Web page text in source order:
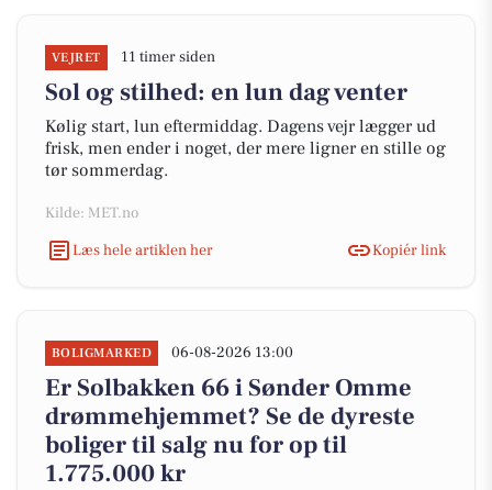
VEJRET 11 timer siden
Sol og stilhed: en lun dag venter
Kølig start, lun eftermiddag. Dagens vejr lægger ud
frisk, men ender i noget, der mere ligner en stille og
tør sommerdag.
Kilde: MET.no
Læs hele artiklen her
Kopiér link
BOLIGMARKED 06-08-2026 13:00
Er Solbakken 66 i Sønder Omme
drømmehjemmet? Se de dyreste
boliger til salg nu for op til
1.775.000 kr